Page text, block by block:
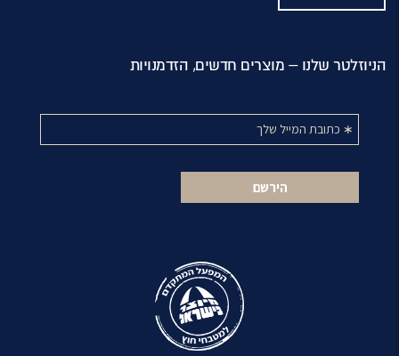
הניוזלטר שלנו – מוצרים חדשים, הזדמנויות